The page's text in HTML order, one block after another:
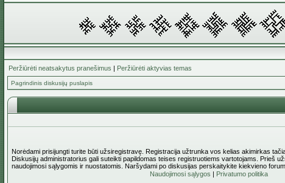
Peržiūrėti neatsakytus pranešimus | Peržiūrėti aktyvias temas
Pagrindinis diskusijų puslapis
Norėdami prisijungti turite būti užsiregistravę. Registracija užtrunka vos kelias akimirkas
Diskusijų administratorius gali suteikti papildomas teises registruotiems vartotojams. Prieš
naudojimosi sąlygomis ir nuostatomis. Naršydami po diskusijas perskaitykite kiekvieno
Naudojimosi sąlygos | Privatumo politika